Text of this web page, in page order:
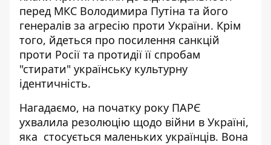
перед МКС Володимира Путіна та його
генералів за агресію проти України. Крім
того, йдеться про посилення санкцій
проти Росії та протидії її спробам
"стирати" українську культурну
ідентичність.
Нагадаємо, на початку року ПАРЄ
ухвалила резолюцію щодо війни в Україні,
яка стосується маленьких українців. Вона